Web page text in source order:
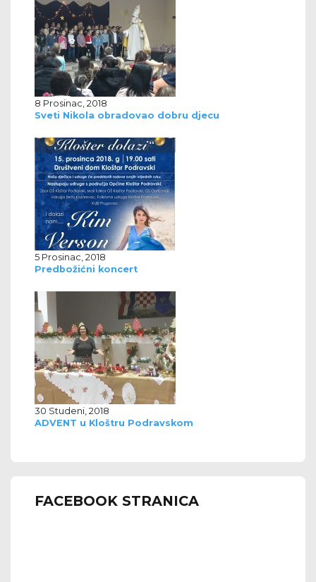
8 Prosinac, 2018
Sveti Nikola obradovao dobru djecu
5 Prosinac, 2018
Predbožićni koncert
30 Studeni, 2018
ADVENT u Kloštru Podravskom
FACEBOOK STRANICA